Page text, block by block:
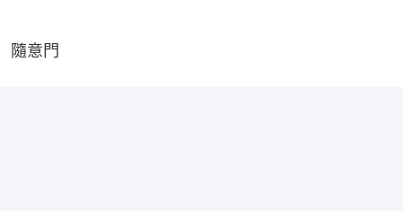
隨意門